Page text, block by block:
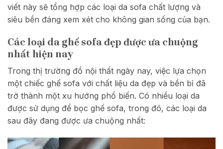
viết này sẽ tổng hợp các loại da sofa chất lượng và
siêu bền đáng xem xét cho không gian sống của bạn.
Các loại da ghế sofa đẹp được ưa chuộng
nhất hiện nay
Trong thị trường đồ nội thất ngày nay, việc lựa chọn
một chiếc ghế sofa với chất liệu da đẹp và bền bỉ đã
trở thành một xu hướng phổ biến. Có nhiều loại da
được sử dụng để bọc ghế sofa, trong đó, các loại da
sau đây đang được ưa chuộng nhất: